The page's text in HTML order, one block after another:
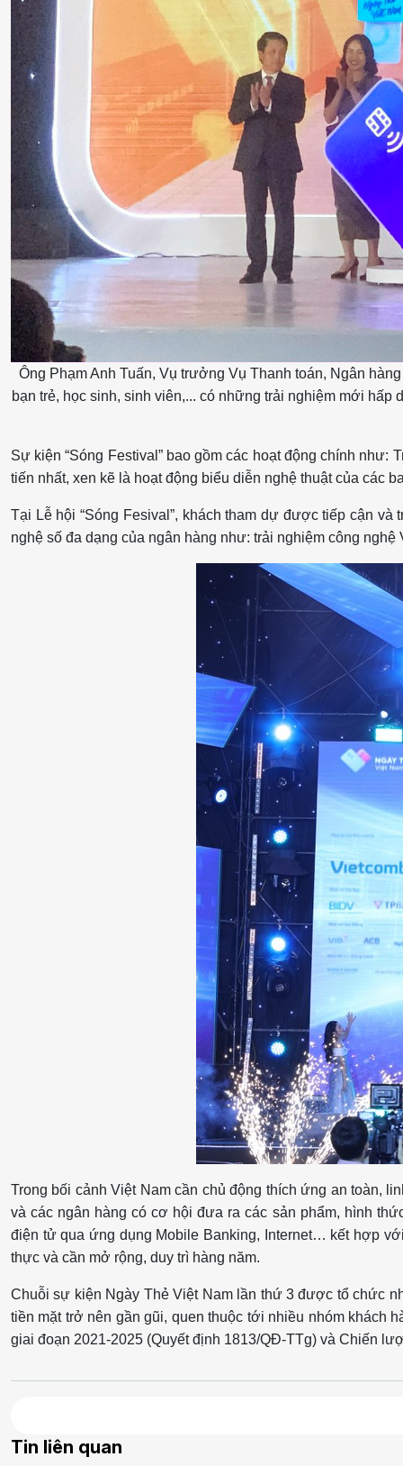
Ông Phạm Anh Tuấn, Vụ trưởng Vụ Thanh toán, Ngân
bạn trẻ, học sinh, sinh viên,... có những trải nghiệm mới
Sự kiện “Sóng Festival” bao gồm các hoạt động chính như:
tiến nhất, xen kẽ là hoạt động biểu diễn nghệ thuật của các
Tại Lễ hội “Sóng Fesival”, khách tham dự được tiếp cận
nghệ số đa dạng của ngân hàng như: trải nghiệm công
Trong bối cảnh Việt Nam cần chủ động thích ứng an toàn,
và các ngân hàng có cơ hội đưa ra các sản phẩm, hình
điện tử qua ứng dụng Mobile Banking, Internet… kết hợp
thực và cần mở rộng, duy trì hàng năm.
Chuỗi sự kiện Ngày Thẻ Việt Nam lần thứ 3 được tổ chức
tiền mặt trở nên gần gũi, quen thuộc tới nhiều nhóm khách
giai đoạn 2021-2025 (Quyết định 1813/QĐ-TTg) và Chiến
Tin liên quan